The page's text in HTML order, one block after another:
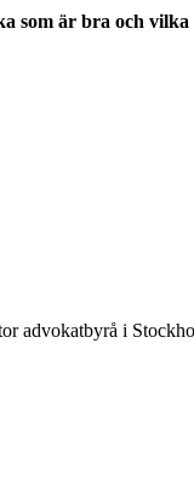
som är bra och
advokatbyrå i